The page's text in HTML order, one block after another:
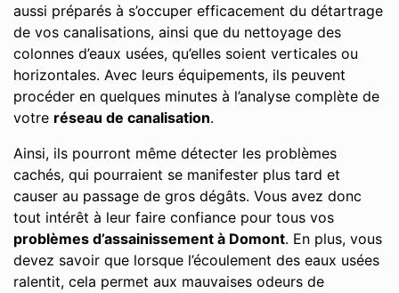
aussi préparés à s’occuper efficacement du détartrage
de vos canalisations, ainsi que du nettoyage des
colonnes d’eaux usées, qu’elles soient verticales ou
horizontales. Avec leurs équipements, ils peuvent
procéder en quelques minutes à l’analyse complète de
votre réseau de canalisation.
Ainsi, ils pourront même détecter les problèmes
cachés, qui pourraient se manifester plus tard et
causer au passage de gros dégâts. Vous avez donc
tout intérêt à leur faire confiance pour tous vos
problèmes d’assainissement à Domont. En plus, vous
devez savoir que lorsque l’écoulement des eaux usées
ralentit, cela permet aux mauvaises odeurs de